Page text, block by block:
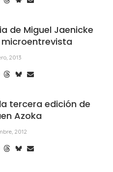
de Miguel Jaenicke
2013
tercera edición de
Azoka
2012